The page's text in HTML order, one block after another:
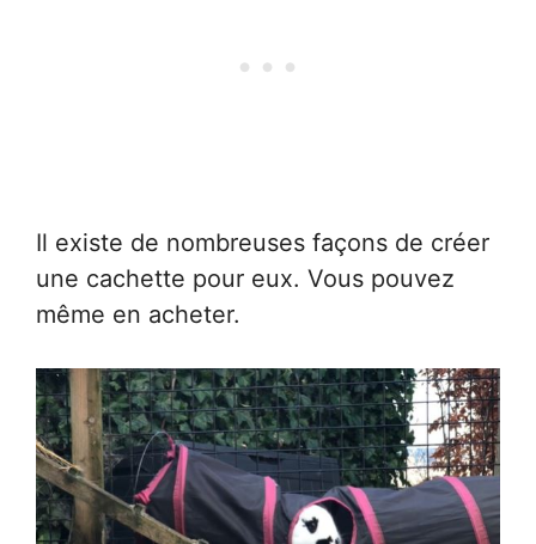
Il existe de nombreuses façons de créer
une cachette pour eux. Vous pouvez
même en acheter.